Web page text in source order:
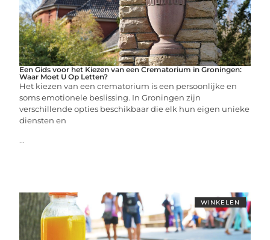
Een Gids voor het Kiezen van een Crematorium in Groningen:
Waar Moet U Op Letten?
Het kiezen van een crematorium is een persoonlijke en
soms emotionele beslissing. In Groningen zijn
verschillende opties beschikbaar die elk hun eigen unieke
diensten en
...
WINKELEN